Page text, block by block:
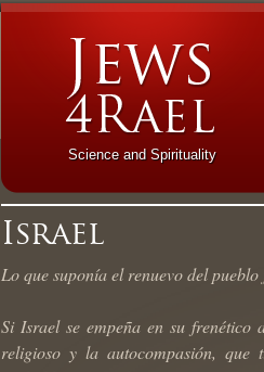
Science and Spirituality
Israel
Lo que suponía el renuevo del
Si Israel se empeña en su frenético
religioso y la autocompasión, que